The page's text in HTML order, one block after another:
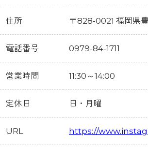
住所 〒828-0021 福岡県
電話番号 0979-84-1711
営業時間 11:30～14:00
定休日 日・月曜
URL https://